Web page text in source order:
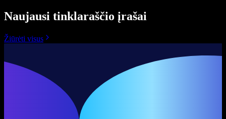
Naujausi tinklaraščio įrašai
Žiūrėti visus